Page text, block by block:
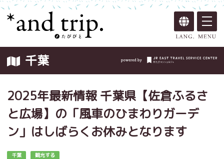
千葉
2025年最新情報 千葉県【佐倉ふるさ
と広場】の「風車のひまわりガーデ
ン」はしばらくお休みとなります
千葉 観光する